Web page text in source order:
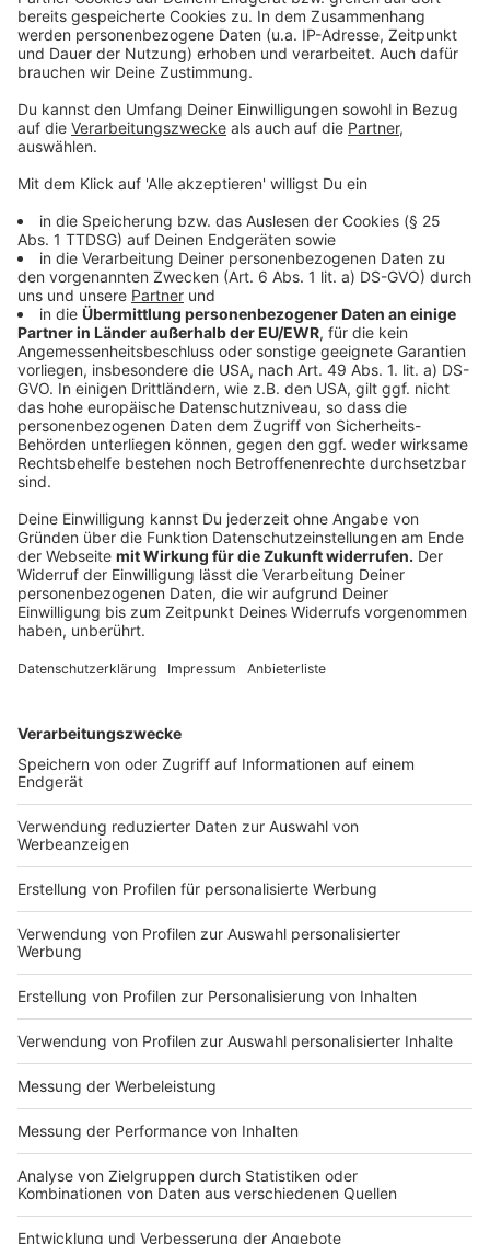
Mettmann. Drei Politiker gingen ins Rennen - am Ende
trennten den stimmschwächsten Kandidaten, Thomas
Sterz (FDP; 29,24 %) und die stimmstärkste
von CDU und SPD; 37,47), nur wenige Prozentpunkte.
Neben Pietschmann ging letztendlich André Bär
(Wählergemeinschaft M.U.T) in die Stichwahl. Dort
konnte sich André Bär mit 60,11 % durchsetzen.
Anzeige
Ratingen
Anzeige
In Ratingen ging es für den CDU-Kandidaten Patrick
Bürger-Union in die Stichwahl. Mit 58,91 % wurde
Patrick Anders, von den Wählerinnen und Wählern, zum
neuen Bürgermeister gewählt.
Anzeige
Velbert
Anzeige
Wie schon bei der Kommunalwahl 2020 traten bei der
Velberter Stichwahl der Amtsinhaber Dirk Lukrafka
(CDU) und Esther Kanschat (Bündnis 90/die Grünen)
gegeneinander an. Wie schon vor fünf Jahren setzte
sich hier Lukrafka (61,17 %) durch.
Anzeige
Anzeige